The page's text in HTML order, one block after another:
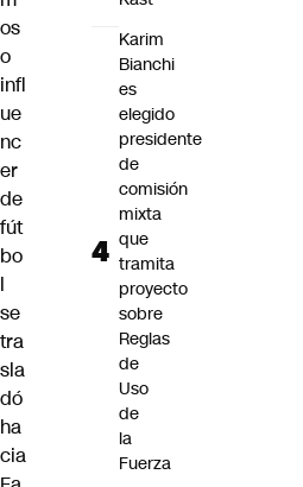
os
o
infl
ue
nc
er
de
fút
bo
l
se
tra
sla
dó
ha
cia
Karim
Bianchi
es
elegido
presidente
de
comisión
mixta
que
tramita
proyecto
sobre
Reglas
de
Uso
de
la
Fuerza